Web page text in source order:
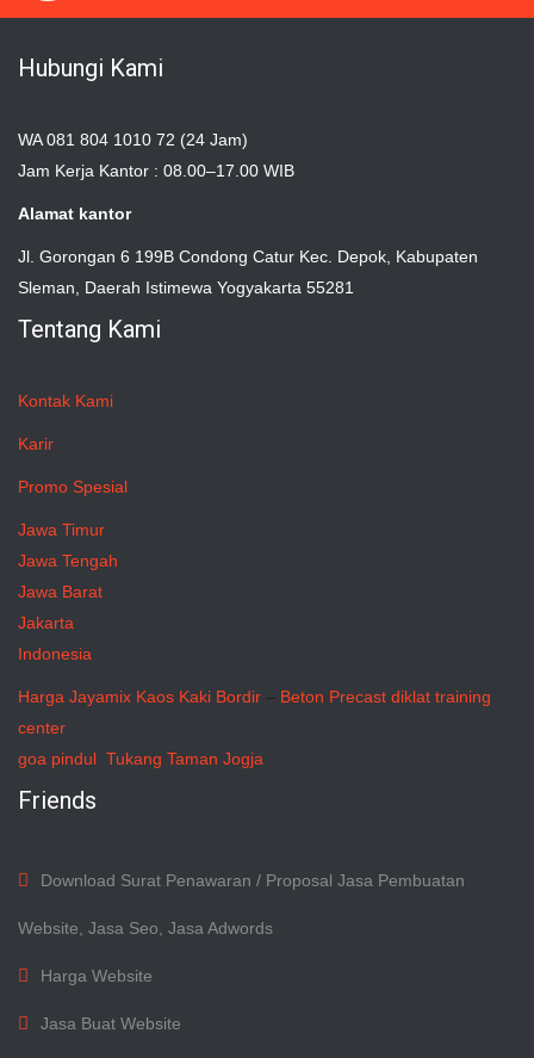
Hubungi Kami
WA 081 804 1010 72 (24 Jam)
Jam Kerja Kantor : 08.00–17.00 WIB
Alamat kantor
Jl. Gorongan 6 199B Condong Catur Kec. Depok, Kabupaten
Sleman, Daerah Istimewa Yogyakarta 55281
Tentang Kami
Kontak Kami
Karir
Promo Spesial
Jawa Timur
Jawa Tengah
Jawa Barat
Jakarta
Indonesia
Harga Jayamix Kaos Kaki Bordir – Beton Precast diklat training
center
goa pindul Tukang Taman Jogja
Friends
Download Surat Penawaran / Proposal Jasa Pembuatan
Website, Jasa Seo, Jasa Adwords
Harga Website
Jasa Buat Website